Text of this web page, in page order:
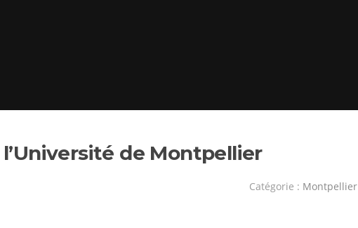
de Montpellier
Catégorie : Montpellier